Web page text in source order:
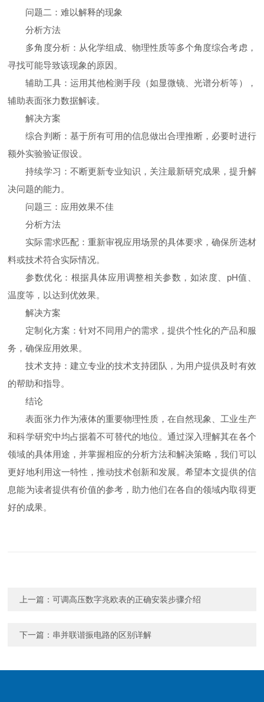
问题二：难以解释的现象
分析方法
多角度分析：从化学组成、物理性质等多个角度综合考虑，
寻找可能导致该现象的原因。
辅助工具：运用其他检测手段（如显微镜、光谱分析等），
辅助表面张力数据解读。
解决方案
综合判断：基于所有可用的信息做出合理推断，必要时进行
额外实验验证假设。
持续学习：不断更新专业知识，关注最新研究成果，提升解
决问题的能力。
问题三：应用效果不佳
分析方法
实际需求匹配：重新审视应用场景的具体要求，确保所选材
料或技术符合实际情况。
参数优化：根据具体应用调整相关参数，如浓度、pH值、
温度等，以达到优效果。
解决方案
定制化方案：针对不同用户的需求，提供个性化的产品和服
务，确保应用效果。
技术支持：建立专业的技术支持团队，为用户提供及时有效
的帮助和指导。
结论
表面张力作为液体的重要物理性质，在自然现象、工业生产
和科学研究中均占据着不可替代的地位。通过深入理解其在各个
领域的具体用途，并掌握相应的分析方法和解决策略，我们可以
更好地利用这一特性，推动技术创新和发展。希望本文提供的信
息能为读者提供有价值的参考，助力他们在各自的领域内取得更
好的成果。
上一篇：可调高压数字兆欧表的正确安装步骤介绍
下一篇： 串并联谐振电路的区别详解